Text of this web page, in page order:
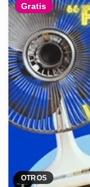
Gratis
OTROS